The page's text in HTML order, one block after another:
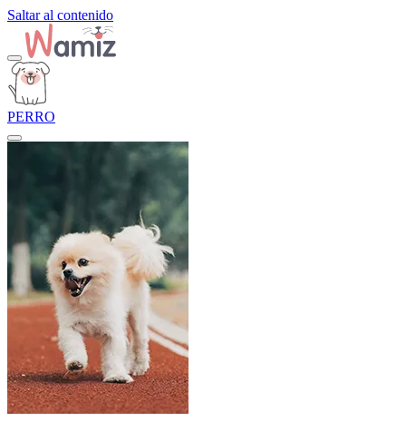
Saltar al contenido
PERRO